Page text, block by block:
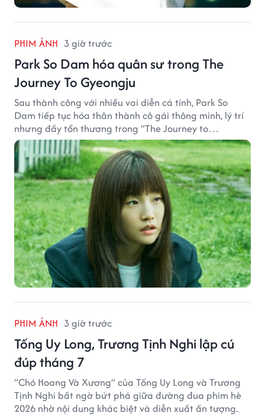
PHIM ẢNH 3 giờ trước
Park So Dam hóa quân sư trong The
Journey To Gyeongju
Sau thành công với nhiều vai diễn cá tính, Park So
Dam tiếp tục hóa thân thành cô gái thông minh, lý trí
nhưng đầy tổn thương trong “The Journey to
Gyeongju”.
PHIM ẢNH 3 giờ trước
Tống Uy Long, Trương Tịnh Nghi lập cú
đúp tháng 7
“Chó Hoang Và Xương” của Tống Uy Long và Trương
Tịnh Nghi bất ngờ bứt phá giữa đường đua phim hè
2026 nhờ nội dung khác biệt và diễn xuất ấn tượng.